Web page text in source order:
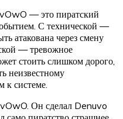
— это пиратский
С технической —
атакована через смену
— тревожное
стоить слишком дорого,
неизвестному
к системе.
Он сделал Denuvo